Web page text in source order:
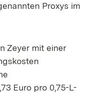
Proxys im
Zeyer mit einer
Euro pro 0,75-L-